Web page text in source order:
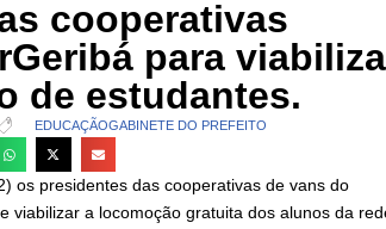
cooperativas
para
de estudantes.
EDUCAÇÃOGABINETE DO PREFEITO
os presidentes das cooperativas de vans do
viabilizar a locomoção gratuita dos alunos da